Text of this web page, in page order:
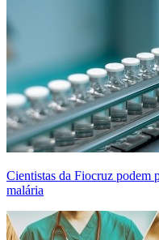
Cientistas da Fiocruz podem
malária